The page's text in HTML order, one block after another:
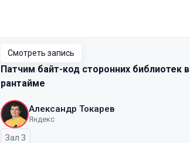
Смотреть запись
Патчим байт-код сторонних библиотек в
рантайме
Александр Токарев
Яндекс
Зал 3